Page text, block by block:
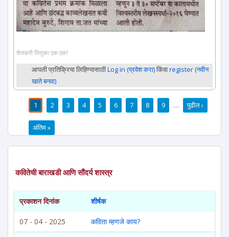
शेतकरी तितुका एक एक!
आपली प्रतिक्रिया लिहिण्यासाठीLog in (प्रवेश करा)किंवाregister (नवीन
खाते बनवा)
पाने 1 2 3 4 5 6 7 8 9 … पुढील ›
अंतिम »
कवितेची बाराखडी आणि सौंदर्य शास्त्र
प्रकाशन दिनांक शीर्षक
07 - 04 - 2025 कविता म्हणजे काय?